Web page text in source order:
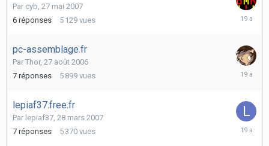
Par cyb, 27 mai 2007
6 réponses 5 129 vues
27
pc-assemblage.fr
Par Thor, 27 août 2006
7 réponses 5 899 vues
27
lepiaf37.free.fr
Par lepiaf37, 28 mars 2007
7 réponses 5 370 vues
16